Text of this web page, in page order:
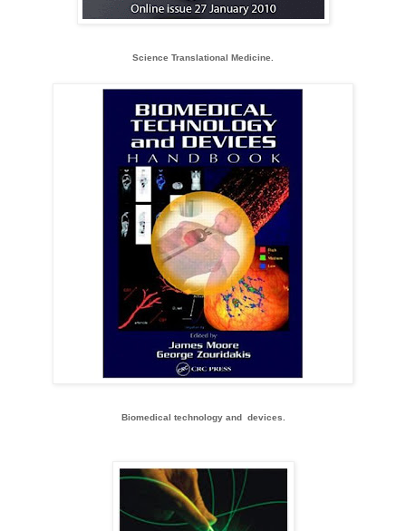
Science Translational Medicine.
Biomedical technology and devices.